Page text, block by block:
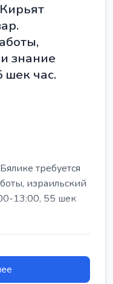
знание
шек час.
требуется
израильский
13:00, 55 шек